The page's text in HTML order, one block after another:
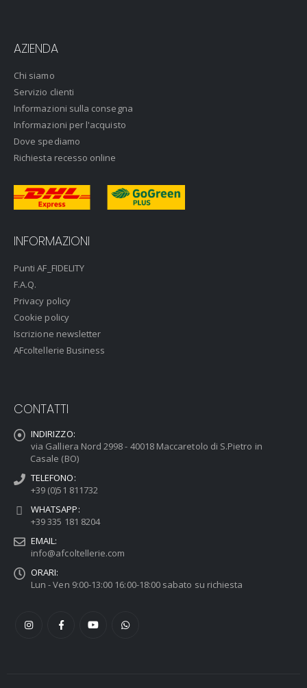
AZIENDA
Chi siamo
Servizio clienti
Informazioni sulla consegna
Informazioni per l'acquisto
Dove spediamo
Richiesta recesso online
INFORMAZIONI
Punti AF_FIDELITY
F.A.Q.
Privacy policy
Cookie policy
Iscrizione newsletter
AFcoltellerie Business
CONTATTI
INDIRIZZO:
via Galliera Nord 2998 - 40018 Maccaretolo di S.Pietro in
Casale (BO)
TELEFONO:
+39 (0)51 811732
WHATSAPP:
+39 335 181 8204
EMAIL:
info@afcoltellerie.com
ORARI:
Lun - Ven 9:00-13:00 16:00-18:00 sabato su richiesta